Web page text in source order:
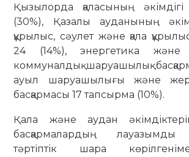
Қызылорда қаласының
(30%), Қазалы ауданының
құрылыс, сәулет және қала
24 (14%), энергетика
коммуналдық шаруашылық
ауыл шаруашылығы және жер
басқармасы 17 тапсырма (10%).
Қала және аудан
басқармалардың лауазымды
тәртіптік шара